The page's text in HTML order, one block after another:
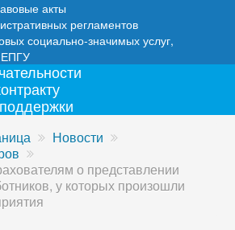
акты
регламентов
социально-значимых услуг,
ЕПГУ
Новости
о представлении
у которых произошли